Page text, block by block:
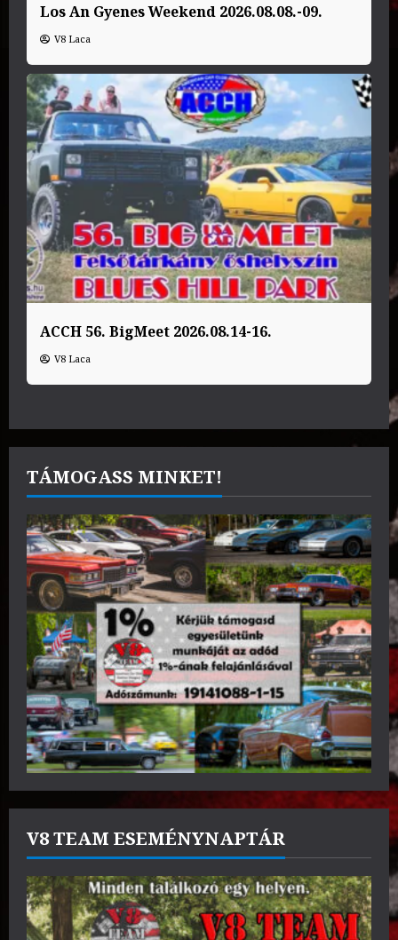
Los An Gyenes Weekend 2026.08.08.-09.
V8 Laca
ACCH 56. BigMeet 2026.08.14-16.
V8 Laca
TÁMOGASS MINKET!
V8 TEAM ESEMÉNYNAPTÁR